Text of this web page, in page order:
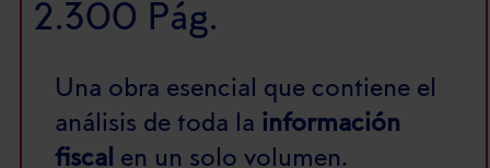
2.300 Pág.
Una obra esencial que contiene el
análisis de toda la información
fiscal en un solo volumen.